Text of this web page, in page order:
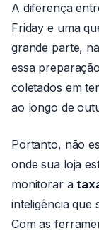
A diferença
Friday e uma
grande parte,
essa
coletados em
ao longo de
Portanto, não
onde sua loja
monitorar a
inteligência que
Com as